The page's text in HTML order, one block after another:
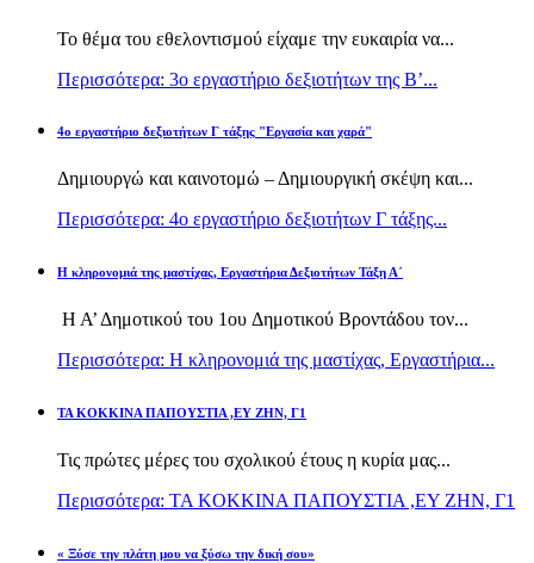
Το θέμα του εθελοντισμού είχαμε την ευκαιρία να...
Περισσότερα: 3ο εργαστήριο δεξιοτήτων της Β’...
4ο εργαστήριο δεξιοτήτων Γ τάξης "Εργασία και χαρά"
Δημιουργώ και καινοτομώ – Δημιουργική σκέψη και...
Περισσότερα: 4ο εργαστήριο δεξιοτήτων Γ τάξης...
H κληρονομιά της μαστίχας, Εργαστήρια Δεξιοτήτων Τάξη Α΄
Η Α’ Δημοτικού του 1ου Δημοτικού Βροντάδου τον...
Περισσότερα: H κληρονομιά της μαστίχας, Εργαστήρια...
TA KOKKINA ΠΑΠΟΥΣΤΙΑ ,ΕΥ ΖΗΝ, Γ1
Τις πρώτες μέρες του σχολικού έτους η κυρία μας...
Περισσότερα: TA KOKKINA ΠΑΠΟΥΣΤΙΑ ,ΕΥ ΖΗΝ, Γ1
« Ξύσε την πλάτη μου να ξύσω την δική σου»